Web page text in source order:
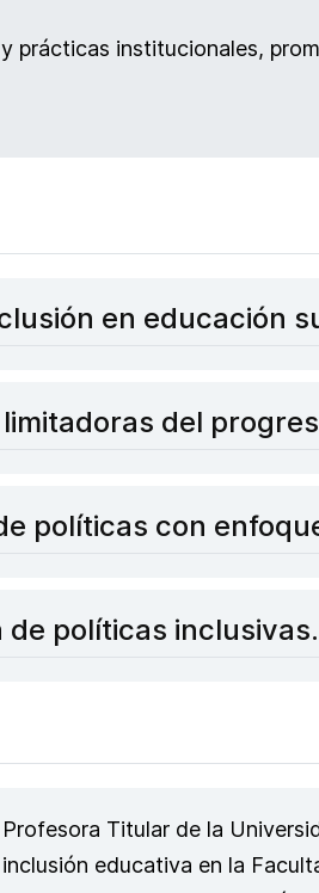
prácticas institucionales,
en educación
del
políticas con
políticas inclusivas.
Profesora Titular de la
inclusión educativa en la